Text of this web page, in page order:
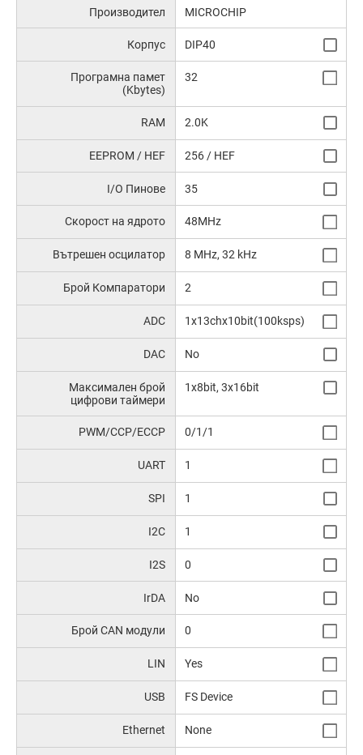
Производител MICROCHIP
Корпус DIP40
Програмна памет
(Kbytes)
32
RAM 2.0K
EEPROM / HEF 256 / HEF
I/O Пинове 35
Скорост на ядрото 48MHz
Вътрешен осцилатор 8 MHz, 32 kHz
Брой Компаратори 2
ADC 1x13chx10bit(100ksps)
DAC No
Максимален брой
цифрови таймери
1x8bit, 3x16bit
PWM/CCP/ECCP 0/1/1
UART 1
SPI 1
I2C 1
I2S 0
IrDA No
Брой CAN модули 0
LIN Yes
USB FS Device
Ethernet None